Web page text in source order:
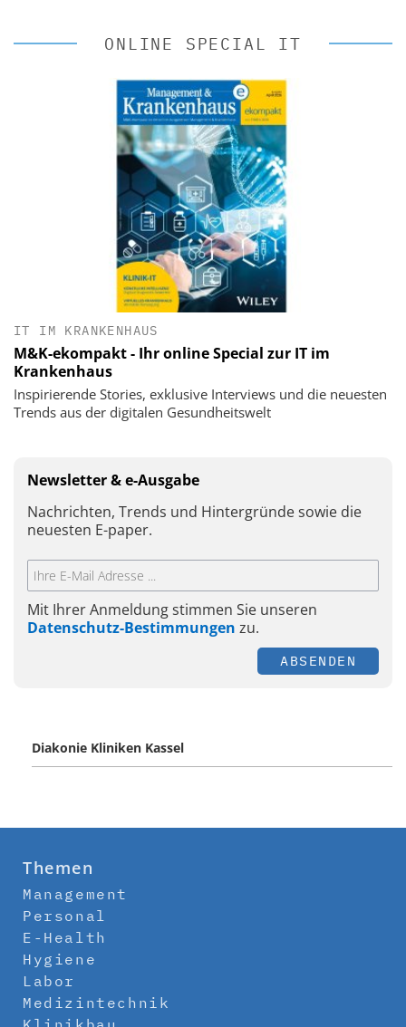
ONLINE SPECIAL IT
IT IM KRANKENHAUS
M&K-ekompakt - Ihr online Special zur IT im
Krankenhaus
Inspirierende Stories, exklusive Interviews und die neuesten
Trends aus der digitalen Gesundheitswelt
Newsletter & e-Ausgabe
Nachrichten, Trends und Hintergründe sowie die
neuesten E-paper.
Mit Ihrer Anmeldung stimmen Sie unseren
Datenschutz-Bestimmungen zu.
ABSENDEN
Diakonie Kliniken Kassel
Themen
Management
Personal
E-Health
Hygiene
Labor
Medizintechnik